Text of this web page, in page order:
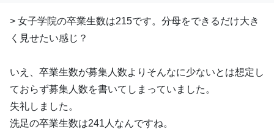
> 女子学院の卒業生数は215です。分母をできるだけ大き
く見せたい感じ？
いえ、卒業生数が募集人数よりそんなに少ないとは想定し
ておらず募集人数を書いてしまっていました。
失礼しました。
洗足の卒業生数は241人なんですね。